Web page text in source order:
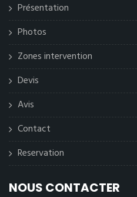
Présentation
Photos
Zones intervention
Devis
Avis
Contact
Reservation
NOUS CONTACTER